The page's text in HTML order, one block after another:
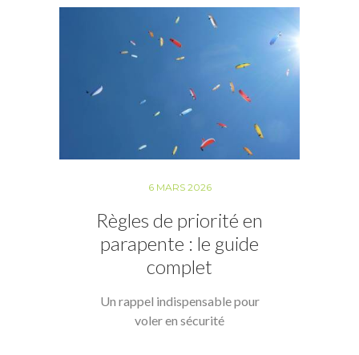
6 MARS 2026
Règles de priorité en
parapente : le guide
complet
Un rappel indispensable pour
voler en sécurité